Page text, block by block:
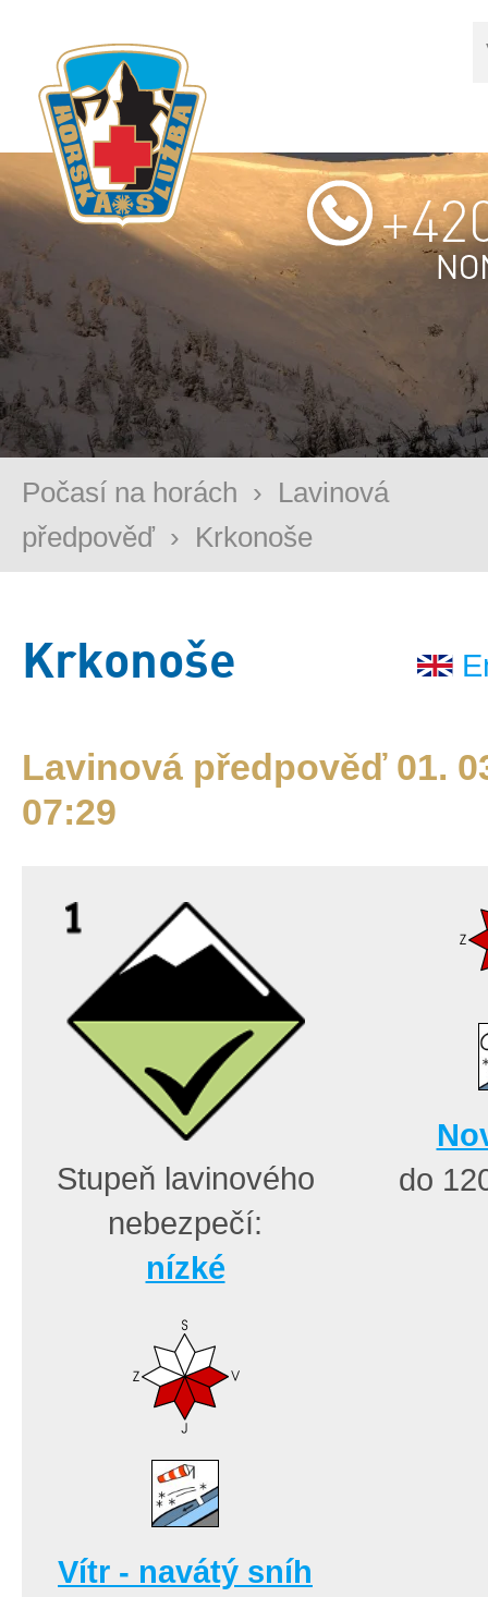
Počasí na horách › Lavinová
předpověď › Krkonoše
Krkonoše
Lavinová předpověď 01.
07:29
Stupeň lavinového
nebezpečí:
nízké
do
Vítr - navátý sníh